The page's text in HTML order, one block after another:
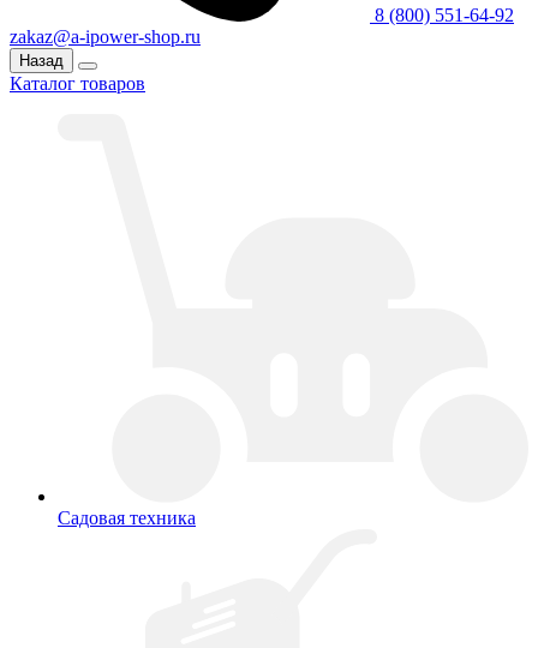
8 (800) 551-64-92
zakaz@a-ipower-shop.ru
Назад
Каталог товаров
Садовая техника